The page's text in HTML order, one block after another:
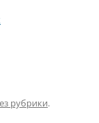
рубрики.